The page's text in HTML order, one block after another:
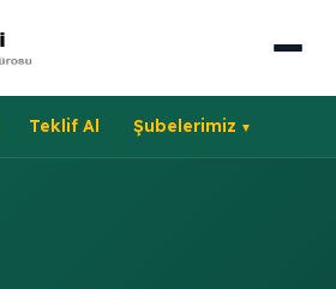
Teklif Al Şubelerimiz